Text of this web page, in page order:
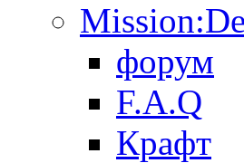
форум
F.A.Q
Крафт